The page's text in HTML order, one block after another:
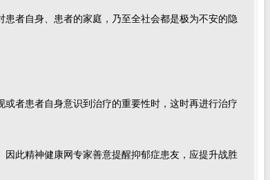
者自身、患者的家庭，乃至全社会都是极为不安的隐
者患者自身意识到治疗的重要性时，这时再进行治疗
此精神健康网专家善意提醒抑郁症患友，应提升战胜